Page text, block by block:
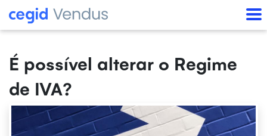
É possível alterar o Regime
de IVA?